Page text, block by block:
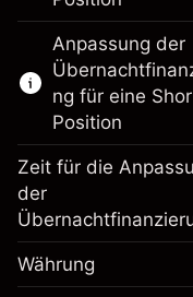
Knock-outs
Anpassung
Gebühren aus
Anpassung der
ng für eine
Position
Zeit für die
der
Währung